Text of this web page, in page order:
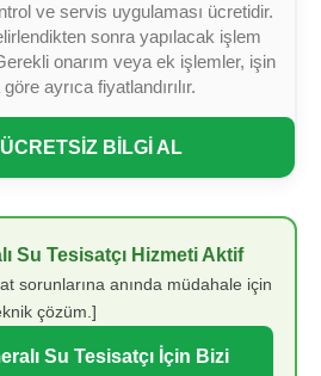
ve servis uygulaması ücretidir.
sonra yapılacak işlem
onarım veya ek işlemler, işin
ayrıca fiyatlandırılır.
BİLGİ AL
Su Tesisatçı Hizmeti Aktif
sorunlarına anında müdahale için
çözüm.]
Su Tesisatçı İçin Bizi